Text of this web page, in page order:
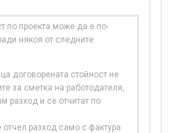
по проекта може да е по-
някоя от следните
договорената стойност не
за сметка на работодателя,
разход и се отчитат по
отчел разход само с фактура